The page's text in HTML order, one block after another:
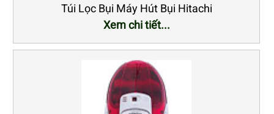
Túi Lọc Bụi Máy Hút Bụi Hitachi
Xem chi tiết...